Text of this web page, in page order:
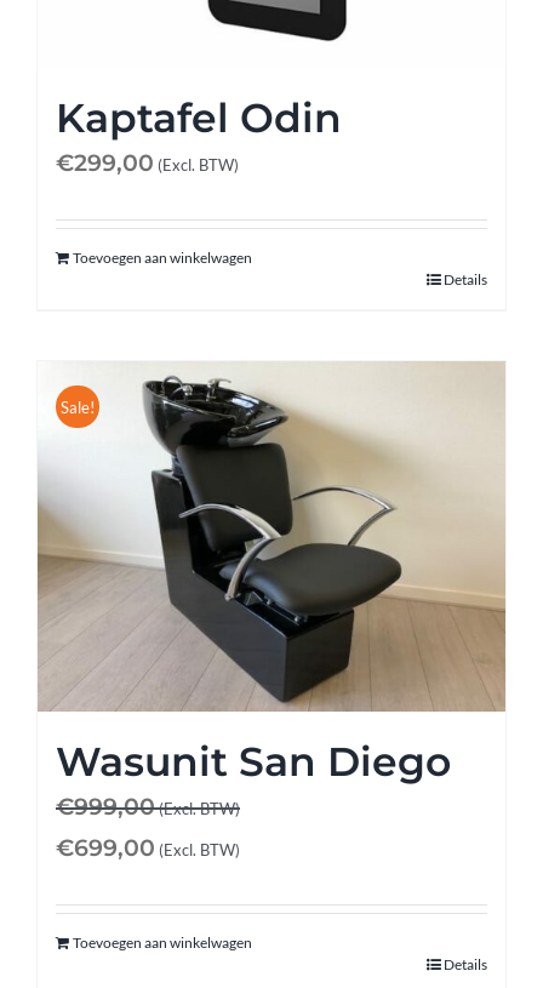
Kaptafel Odin
€299,00 (Excl. BTW)
Toevoegen aan winkelwagen
Details
Sale!
Wasunit San Diego
€999,00(Excl. BTW)
€699,00 (Excl. BTW)
Toevoegen aan winkelwagen
Details